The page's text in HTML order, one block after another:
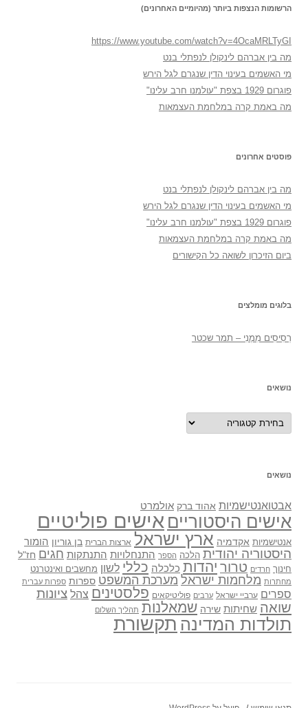
הרשומות הנצפות ביותר (מהיומיים האחרונים)
https://www.youtube.com/watch?v=4OcaMRLTyGI
מה בין אברהם לינקולן לנפתלי בנט
מי האשמים בעינוי הדין שנגרם לגל הירש
פוגרום 1929 בצפת "עולמנו חרב עלינו"
מה באמת קרה במלחמת העצמאות
פוסטים אחרונים
מה בין אברהם לינקולן לנפתלי בנט
מי האשמים בעינוי הדין שנגרם לגל הירש
פוגרום 1929 בצפת "עולמנו חרב עלינו"
מה באמת קרה במלחמת העצמאות
ביום הזיכרון לשואה כל הקישורים
בלוגים מומלצים
רְסִיסִים מִמֶנִי – תמר שכטר
נושאים
נושאים
נושאים
אבטואנטישמיות אהוד ברק אולמרט
אישים היסטורייםאישים פוליטיים
אנטישמיות אקדמיה ארץ ישראל ארצות הברית בן גוריון הומור
היסטוריה יהודית הלכה הספר התנחלויות התנתקות חגים חז"ל
חינוך חרדים טרוריהדות כלכלה כללי לשון מחשבים ואינטרנט
מחתרות מלחמות ישראל מערכת המשפט ספרות ספרות עברית
ספרים ערביי ישראל ערבים פוליטיקאים פלסטינים צהל ציונות
שואה שחיתות שירה שמאלנות תהליך השלום
תולדות המדינהתקשורת